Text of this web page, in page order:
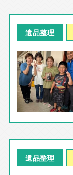
遺品整理
遺品整理